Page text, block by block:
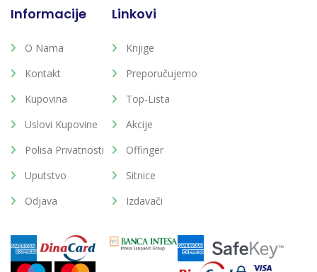
Informacije
O Nama
Kontakt
Kupovina
Uslovi Kupovine
Polisa Privatnosti
Uputstvo
Odjava
Linkovi
Knjige
Preporučujemo
Top-Lista
Akcije
Offinger
Sitnice
Izdavači